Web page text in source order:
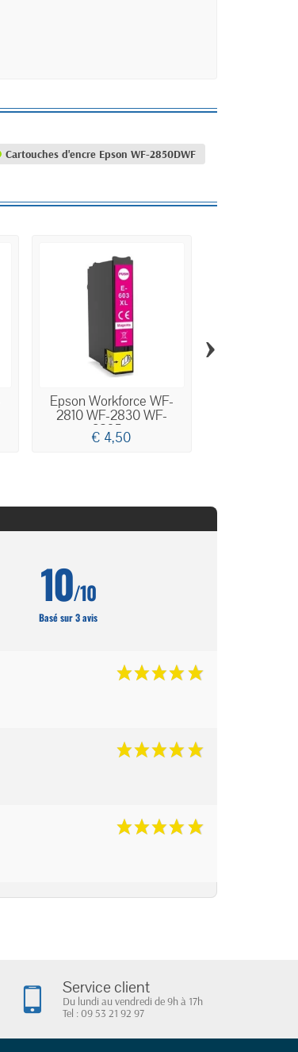
Cartouches d'encre Epson WF-2850DWF
Epson Workforce WF-
2810 WF-2830 WF-
2835...
€ 4,50
›
10/10
Basé sur 3 avis
Service client
Du lundi au vendredi de 9h à 17h
Tel : 09 53 21 92 97